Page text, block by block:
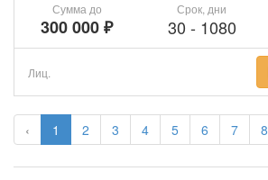
‹ 1 2 3 4 5 6 7 8
Сумма до
300 000 ₽
Срок, дни
30 - 1080
Лиц.